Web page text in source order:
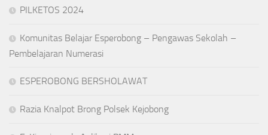
PILKETOS 2024
Komunitas Belajar Esperobong – Pengawas Sekolah –
Pembelajaran Numerasi
ESPEROBONG BERSHOLAWAT
Razia Knalpot Brong Polsek Kejobong